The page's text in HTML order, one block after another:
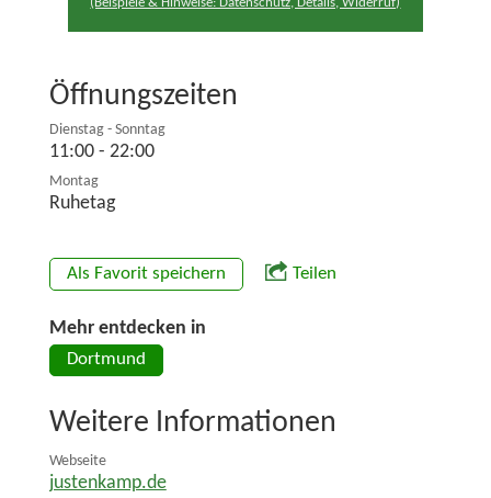
Öffnungszeiten
Dienstag - Sonntag
11:00 - 22:00
Montag
Ruhetag
Als Favorit speichern Teilen
Mehr entdecken in
Dortmund
Weitere Informationen
Webseite
justenkamp.de